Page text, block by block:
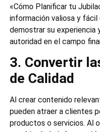
«Cómo Planificar tu
información valiosa y
demostrar su experiencia
autoridad en el campo
3. Convertir
de Calidad
Al crear contenido
pueden atraer a clientes
productos o servicios. Al